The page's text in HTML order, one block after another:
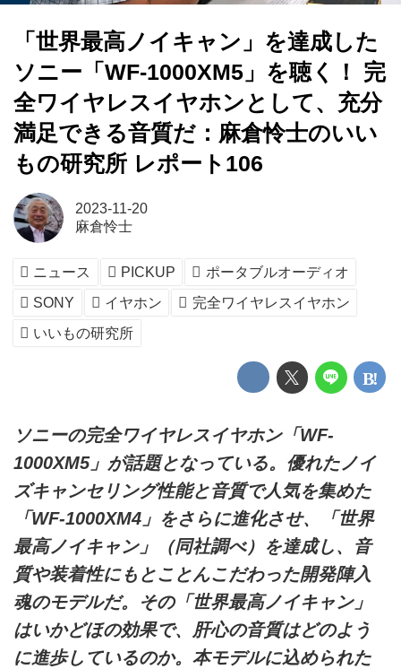
「世界最高ノイキャン」を達成した
ソニー「WF-1000XM5」を聴く！ 完
全ワイヤレスイヤホンとして、充分
満足できる音質だ：麻倉怜士のいい
もの研究所 レポート106
2023-11-20
麻倉怜士
ニュース PICKUP
ポータブルオーディオ
SONY
イヤホン
完全ワイヤレスイヤホン
いいもの研究所
ソニーの完全ワイヤレスイヤホン「WF-
1000XM5」が話題となっている。優れたノイ
ズキャンセリング性能と音質で人気を集めた
「WF-1000XM4」をさらに進化させ、「世界
最高ノイキャン」（同社調べ）を達成し、音
質や装着性にもとことんこだわった開発陣入
魂のモデルだ。その「世界最高ノイキャン」
はいかどほの効果で、肝心の音質はどのよう
に進歩しているのか。本モデルに込められた